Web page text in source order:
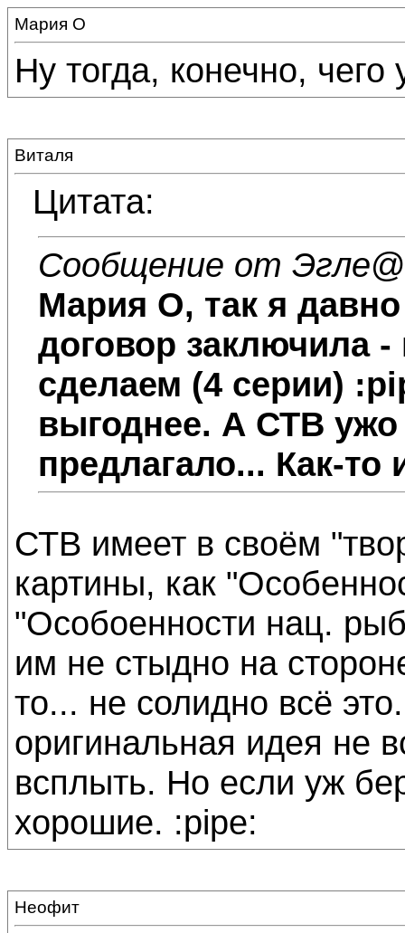
Мария О
Ну тогда, конечно,
Виталя
Цитата:
Сообщение от Эгле
Мария О, так я
договор заключила
сделаем (4 серии)
выгоднее. А СТB
предлагало... Как-
СТВ имеет в своём
картины, как
"Особоенности нац.
им не стыдно на
то... не солидно всё
оригинальная идея не
всплыть. Но если уж
хорошие. :pipe:
Неофит